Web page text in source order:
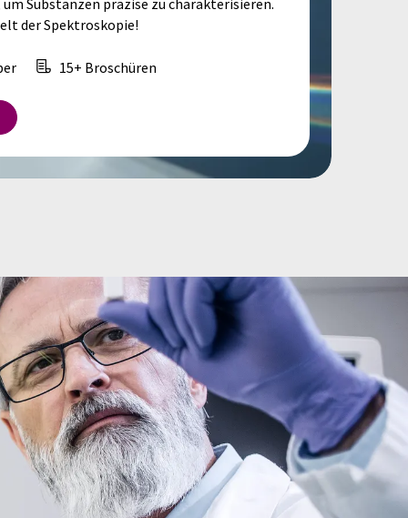
Substanzen präzise zu charakterisieren.
der Spektroskopie!
15+ Broschüren